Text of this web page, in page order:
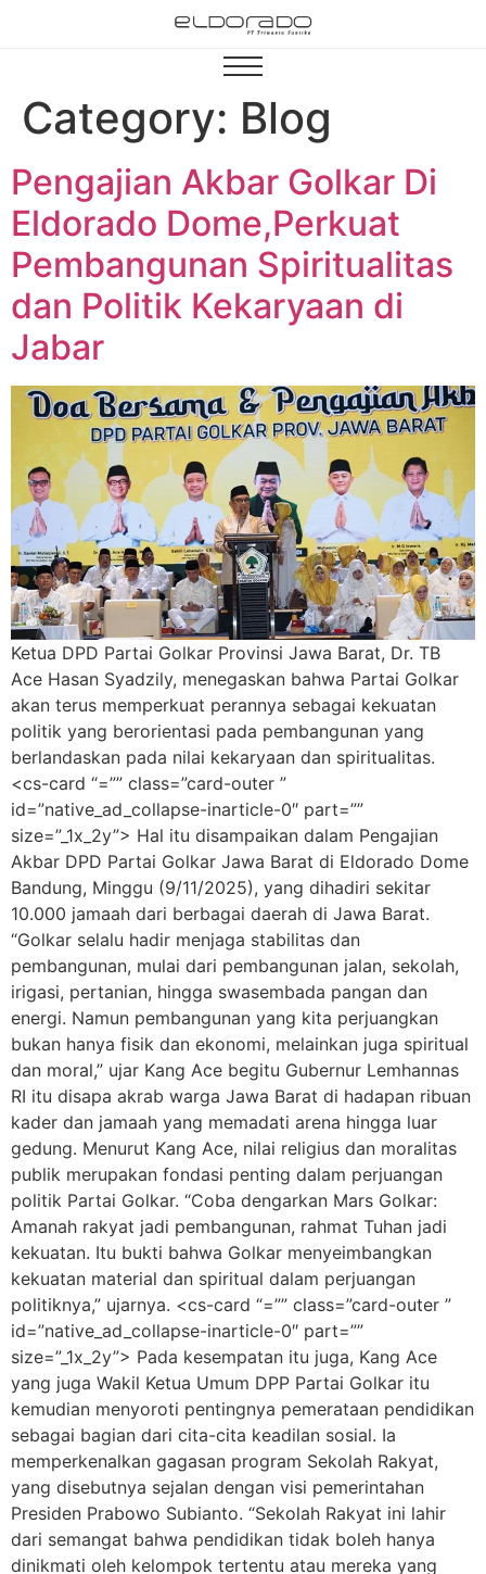
Category: Blog
Pengajian Akbar Golkar Di
Eldorado Dome,Perkuat
Pembangunan Spiritualitas
dan Politik Kekaryaan di
Jabar
Ketua DPD Partai Golkar Provinsi Jawa Barat, Dr. TB
Ace Hasan Syadzily, menegaskan bahwa Partai Golkar
akan terus memperkuat perannya sebagai kekuatan
politik yang berorientasi pada pembangunan yang
berlandaskan pada nilai kekaryaan dan spiritualitas.
<cs-card “=”” class=”card-outer ”
id=”native_ad_collapse-inarticle-0″ part=””
size=”_1x_2y”> Hal itu disampaikan dalam Pengajian
Akbar DPD Partai Golkar Jawa Barat di Eldorado Dome
Bandung, Minggu (9/11/2025), yang dihadiri sekitar
10.000 jamaah dari berbagai daerah di Jawa Barat.
“Golkar selalu hadir menjaga stabilitas dan
pembangunan, mulai dari pembangunan jalan, sekolah,
irigasi, pertanian, hingga swasembada pangan dan
energi. Namun pembangunan yang kita perjuangkan
bukan hanya fisik dan ekonomi, melainkan juga spiritual
dan moral,” ujar Kang Ace begitu Gubernur Lemhannas
RI itu disapa akrab warga Jawa Barat di hadapan ribuan
kader dan jamaah yang memadati arena hingga luar
gedung. Menurut Kang Ace, nilai religius dan moralitas
publik merupakan fondasi penting dalam perjuangan
politik Partai Golkar. “Coba dengarkan Mars Golkar:
Amanah rakyat jadi pembangunan, rahmat Tuhan jadi
kekuatan. Itu bukti bahwa Golkar menyeimbangkan
kekuatan material dan spiritual dalam perjuangan
politiknya,” ujarnya. <cs-card “=”” class=”card-outer ”
id=”native_ad_collapse-inarticle-0″ part=””
size=”_1x_2y”> Pada kesempatan itu juga, Kang Ace
yang juga Wakil Ketua Umum DPP Partai Golkar itu
kemudian menyoroti pentingnya pemerataan pendidikan
sebagai bagian dari cita-cita keadilan sosial. Ia
memperkenalkan gagasan program Sekolah Rakyat,
yang disebutnya sejalan dengan visi pemerintahan
Presiden Prabowo Subianto. “Sekolah Rakyat ini lahir
dari semangat bahwa pendidikan tidak boleh hanya
dinikmati oleh kelompok tertentu atau mereka yang